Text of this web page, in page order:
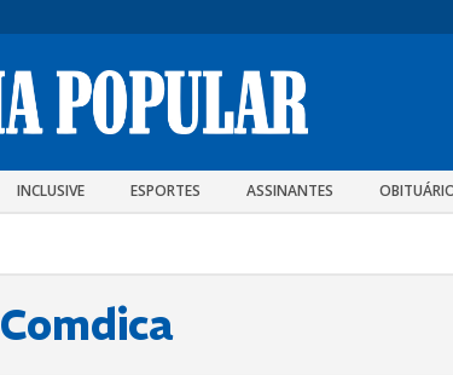
INCLUSIVE ESPORTES ASSINANTES
Comdica